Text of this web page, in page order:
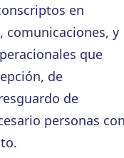
en
y
que
de
de
personas